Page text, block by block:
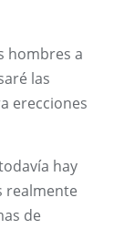
hombres a
las
erecciones
hay
realmente
de